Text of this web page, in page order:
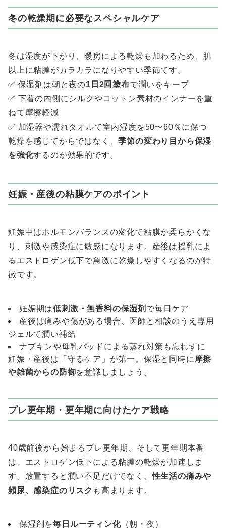
冬の乾燥期に必要なスペシャルケア
冬は湿度が下がり、暖房による乾燥も加わるため、肌
以上に粘膜がカラカラになりやすい季節です。
✅ 保湿剤は朝と夜の1日2回塗布で潤いをキープ
✅ 下着の内側にシルクやコットン素材のインナーを重
ねて摩擦軽減
✅ 加湿器や濡れタオルで室内湿度を50〜60％に保つ
乾燥を感じてからではなく、季節の変わり目から保湿
を強化するのが効果的です。
妊娠・産後の粘膜ケアのポイント
妊娠中はホルモンバランスの変化で粘膜が柔らかくな
り、刺激や感染症に敏感になります。産後は授乳によ
るエストロゲン低下で急激に乾燥しやすくなるのが特
徴です。
妊娠期は低刺激・無香料の保湿剤 で毎日ケア
産後は痛みや傷がある場合、医師と相談のうえ専用
ジェルで潤い補給
ナプキンや母乳パッドによる蒸れ対策も忘れずに
妊娠・産後は「守るケア」が第一。保湿と同時に 摩擦
や雑菌からの防御を意識しましょう。
プレ更年期・更年期に向けたケア戦略
40歳前後から始まるプレ更年期、そして更年期本番
は、エストロゲン低下による粘膜の乾燥が加速しま
す。放置すると潤い不足だけでなく、性生活の痛みや
頻尿、感染症のリスク も高まります。
保湿剤を毎日ルーティン化（朝・夜）